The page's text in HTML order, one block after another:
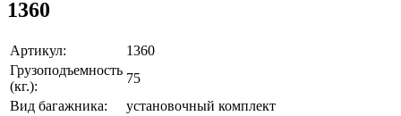
1360
Артикул:
1360
Грузоподъемность
(кг.):
75
Вид багажника:
установочный комплект